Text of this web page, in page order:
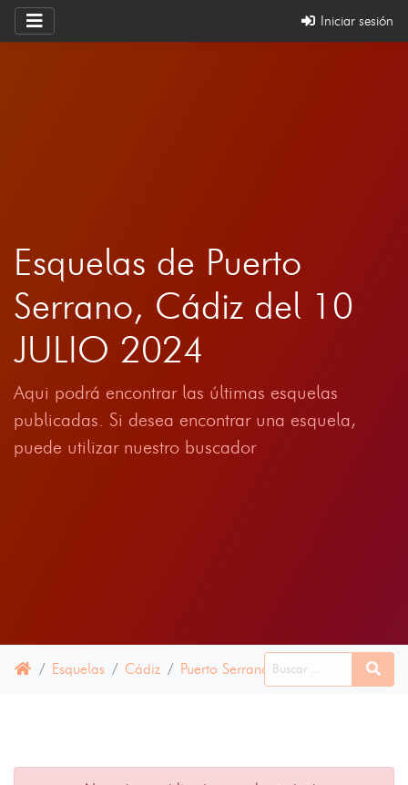
Iniciar sesión
Esquelas de Puerto
Serrano, Cádiz del 10
JULIO 2024
Aqui podrá encontrar las últimas esquelas
publicadas. Si desea encontrar una esquela,
puede utilizar nuestro buscador
Esquelas Cádiz Puerto Serrano 10 JULIO 2024